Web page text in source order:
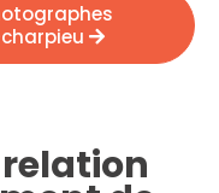
relation